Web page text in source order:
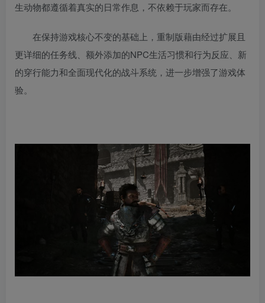
生动物都遵循着真实的日常作息，不依赖于玩家而存在。
在保持游戏核心不变的基础上，重制版藉由经过扩展且
更详细的任务线、额外添加的NPC生活习惯和行为反应、新
的穿行能力和全面现代化的战斗系统，进一步增强了游戏体
验。